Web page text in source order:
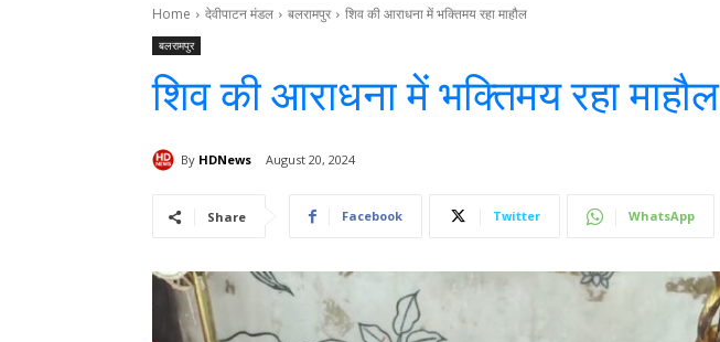
Home देवीपाटन मंडल बलरामपुर शिव की आराधना में भक्तिमय रहा माहौल
बलरामपुर
शिव की आराधना में भक्तिमय रहा माहौल
By HDNews August 20, 2024
Share Facebook Twitter WhatsApp